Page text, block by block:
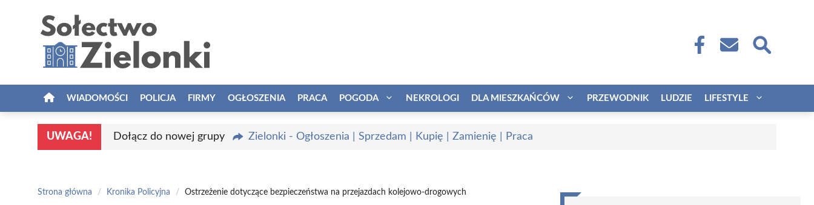
WIADOMOŚCI POLICJA FIRMY OGŁOSZENIA PRACA POGODA NEKROLOGI DLA MIESZKAŃCÓW PRZEWODNIK LUDZIE LIFESTYLE
UWAGA! Dołącz do nowej grupy Zielonki - Ogłoszenia | Sprzedam | Kupię | Zamienię | Praca
Strona główna / Kronika Policyjna / Ostrzeżenie dotyczące bezpieczeństwa na przejazdach kolejowo-drogowych